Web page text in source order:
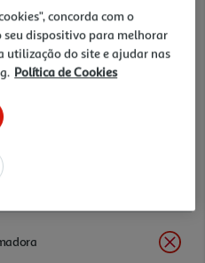
concorda com o
seu dispositivo para melhorar
utilização do site e ajudar nas
Política de Cookies